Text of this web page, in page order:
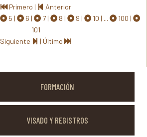
Primero |
Anterior
5 6 7 8 9 10 ...
100
101
Siguiente
| Último
FORMACIÓN
VISADO Y REGISTROS